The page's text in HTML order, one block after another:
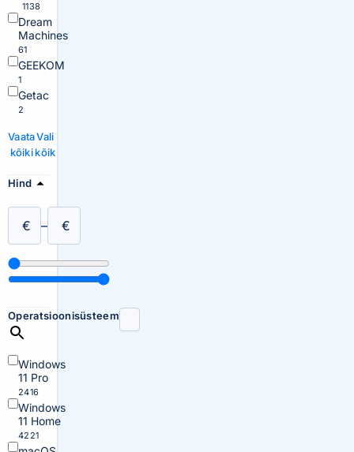
1138
Dream
Machines
61
GEEKOM
1
Getac
2
Vaata
kõiki
Vali
kõik
Hind
€ – €
Operatsioonisüsteem
Windows
11 Pro
2416
Windows
11 Home
4221